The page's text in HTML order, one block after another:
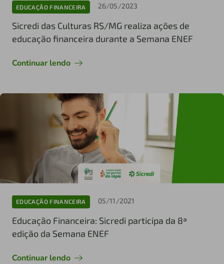
EDUCAÇÃO FINANCEIRA 26/05/2023
Sicredi das Culturas RS/MG realiza ações de
educação financeira durante a Semana ENEF
Continuar lendo
EDUCAÇÃO FINANCEIRA 05/11/2021
Educação Financeira: Sicredi participa da 8ª
edição da Semana ENEF
Continuar lendo